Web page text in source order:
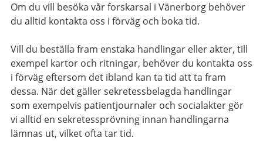
Om du vill besöka vår forskarsal i Vänerborg behöver
du alltid kontakta oss i förväg och boka tid.
Vill du beställa fram enstaka handlingar eller akter, till
exempel kartor och ritningar, behöver du kontakta oss
i förväg eftersom det ibland kan ta tid att ta fram
dessa. När det gäller sekretessbelagda handlingar
som exempelvis patientjournaler och socialakter gör
vi alltid en sekretessprövning innan handlingarna
lämnas ut, vilket ofta tar tid.